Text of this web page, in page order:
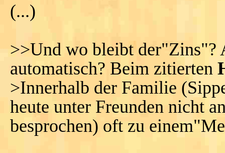
(...)
>>Und wo bleibt der"Zins"?
automatisch? Beim zitierten
>Innerhalb der Familie
heute unter Freunden nicht
besprochen) oft zu